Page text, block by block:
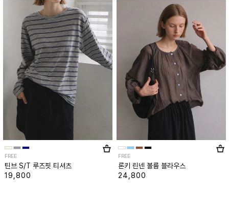
FREE
틴브 S/T 루즈핏 티셔츠
19,800
FREE
론키 린넨 볼륨 블라우스
24,800